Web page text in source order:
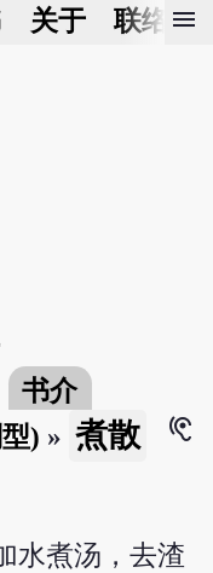
关于 联络我
menu
书介
) » 煮散
hearing
水煮汤，去渣